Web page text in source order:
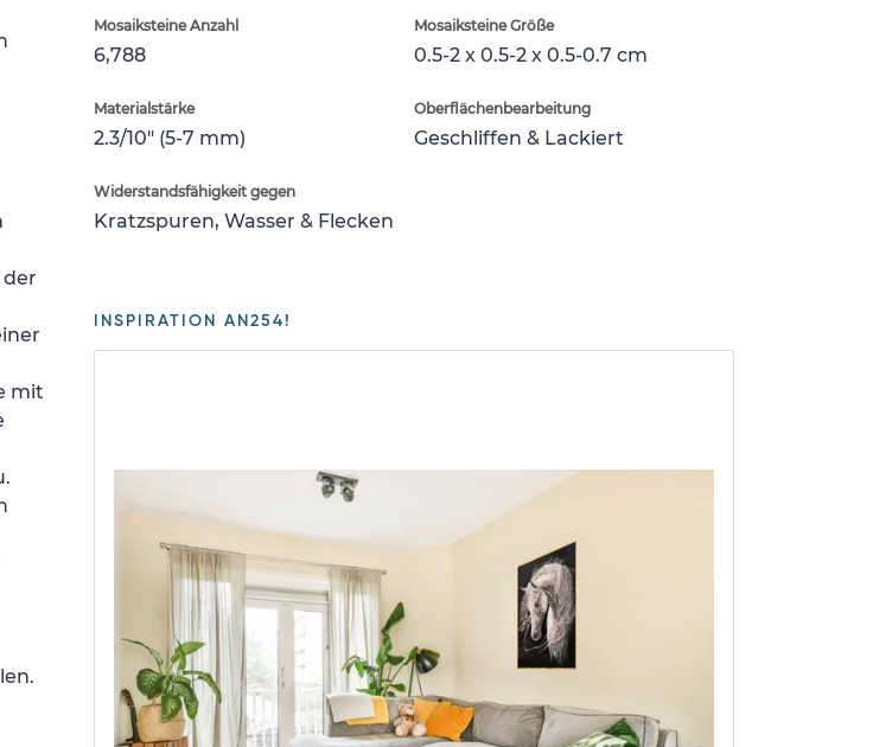
Mosaiksteine Anzahl
6,788
Mosaiksteine Größe
0.5-2 x 0.5-2 x 0.5-0.7 cm
Materialstärke
2.3/10" (5-7 mm)
Oberflächenbearbeitung
Geschliffen & Lackiert
Widerstandsfähigkeit gegen
Kratzspuren, Wasser & Flecken
INSPIRATION AN254!
der
mit